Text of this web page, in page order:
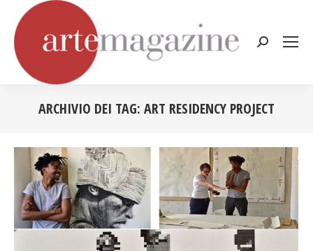
Cerca:
ARCHIVIO DEI TAG: ART RESIDENCY PROJECT